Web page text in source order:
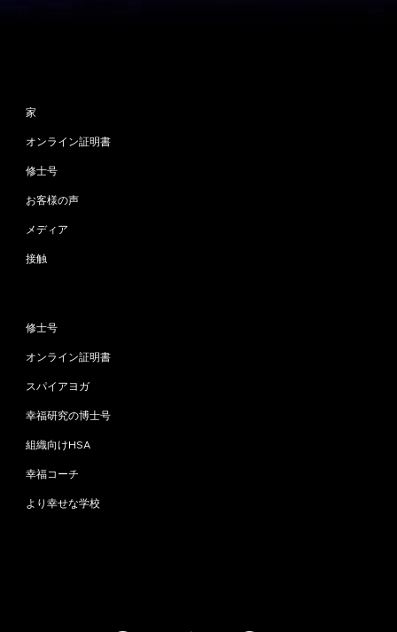
家
オンライン証明書
修士号
お客様の声
メディア
接触
修士号
オンライン証明書
スパイアヨガ
幸福研究の博士号
組織向けHSA
幸福コーチ
より幸せな学校